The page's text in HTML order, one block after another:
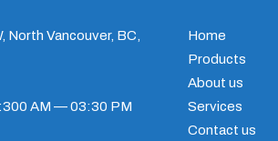
Vancouver, BC,
AM — 03:30 PM
Home
Products
About us
Services
Contact us